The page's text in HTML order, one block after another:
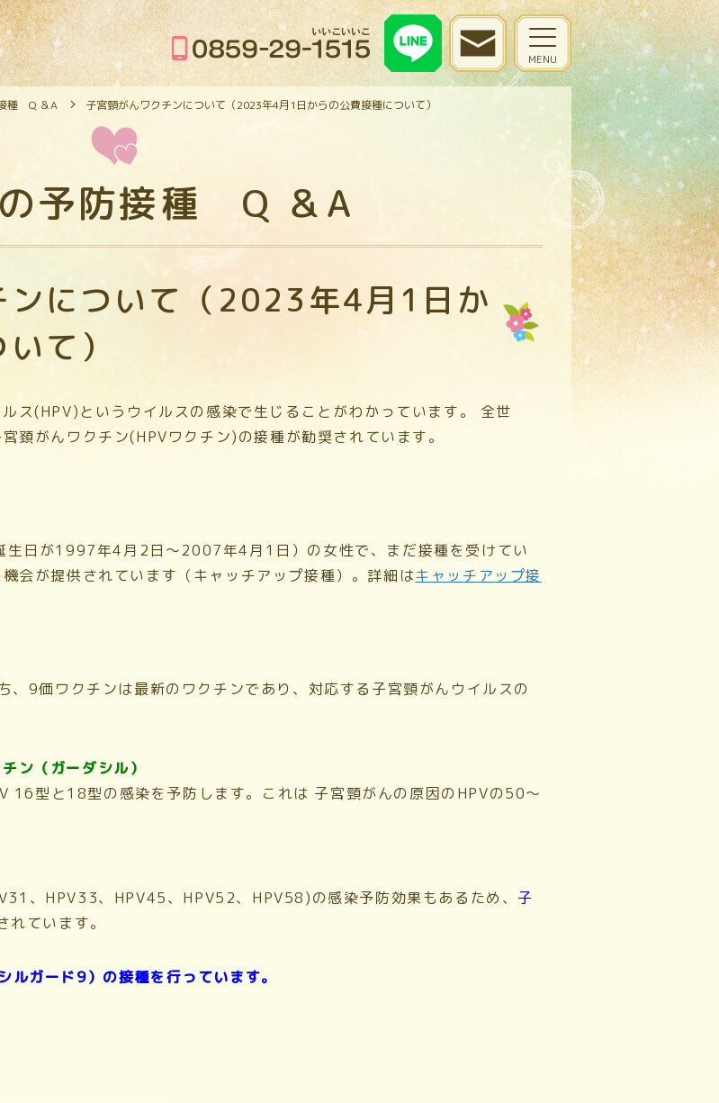
種 Q ＆A 子宮頸がんワクチンについて（2023年4月1日からの公費接種について）
予防接種 Q ＆A
ンについて（2023年4月1日か
て）
ス(HPV)というウイルスの感染で生じることがわかっています。 全世
頚がんワクチン(HPVワクチン)の接種が勧奨されています。
生日が1997年4月2日～2007年4月1日）の女性で、 まだ接種を受けてい
会が提供されています（キャッチアップ接種）。詳細はキャッチアップ接
9価ワクチンは最新のワクチンであり、対応する子宮頸がんウイルスの
ン（ガーダシル）
16型と18型の感染を予防します。これは 子宮頸がんの原因のHPVの50〜
、HPV33、HPV45、HPV52、HPV58)の感染予防効果もあるため、 子
れています。
ガード9）の接種を行っています。